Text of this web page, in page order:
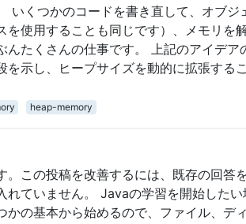
いくつかのコードを書き直して、オブジ
使用することも同じです）、メモリを
んたくさんの仕事です。 上記のアイデア
示し、ヒープサイズを動的に拡張する
heap-memory
この投稿を改善するには、既存の回答
ていません。 Javaの学習を開始したい
の基本から始めるので、ファイル、デ